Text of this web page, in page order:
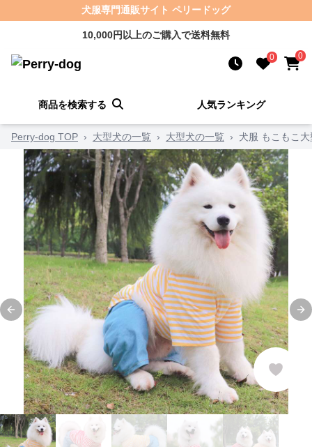
犬服専門通販サイト ペリードッグ
10,000円以上のご購入で送料無料
0 0
商品を検索する 人気ランキング
Perry-dog TOP › 大型犬の一覧 › 大型犬の一覧 › 犬服 もこもこ
Previous slide